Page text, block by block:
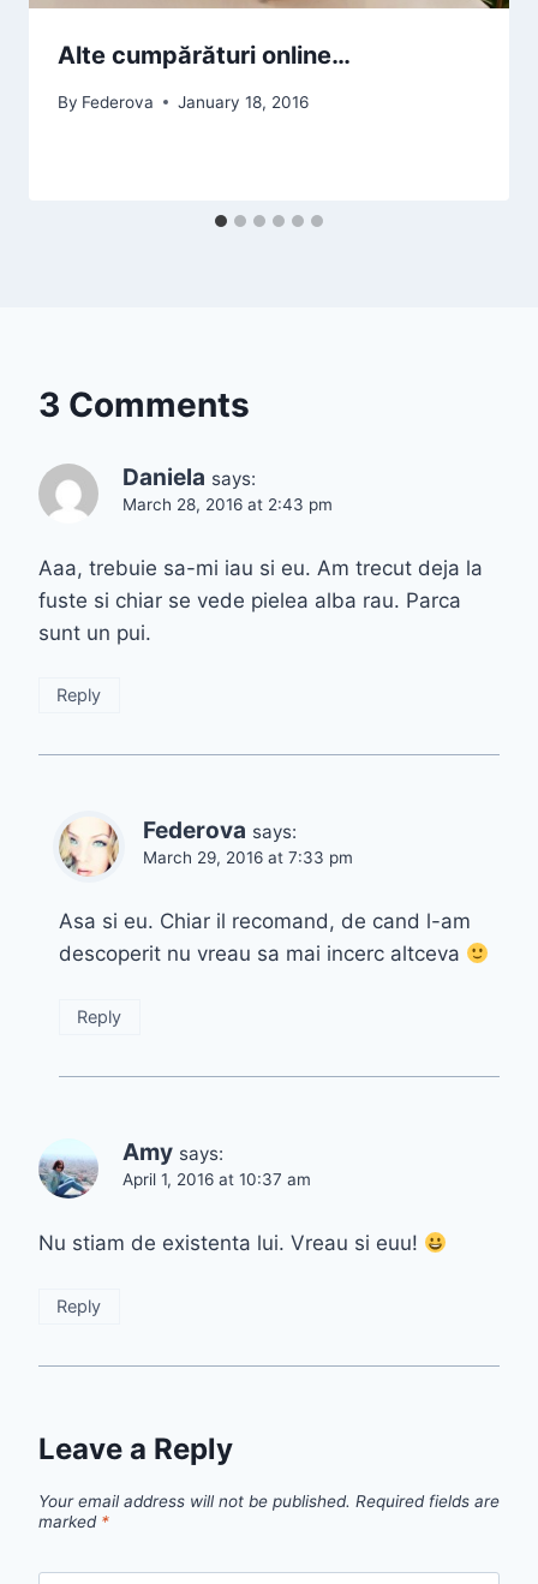
Alte cumpărături online…
By Federova January 18, 2016
3 Comments
Daniela says:
March 28, 2016 at 2:43 pm
Aaa, trebuie sa-mi iau si eu. Am trecut deja la
fuste si chiar se vede pielea alba rau. Parca
sunt un pui.
Reply
Federova says:
March 29, 2016 at 7:33 pm
Asa si eu. Chiar il recomand, de cand l-am
descoperit nu vreau sa mai incerc altceva
Reply
Amy says:
April 1, 2016 at 10:37 am
Nu stiam de existenta lui. Vreau si euu!
Reply
Leave a Reply
Your email address will not be published. Required fields are
marked *